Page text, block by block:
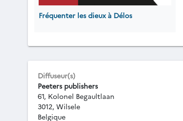
Fréquenter les dieux à Délos
Diffuseur(s)
Peeters publishers
61, Kolonel Begaultlaan
3012, Wilsele
Belgique